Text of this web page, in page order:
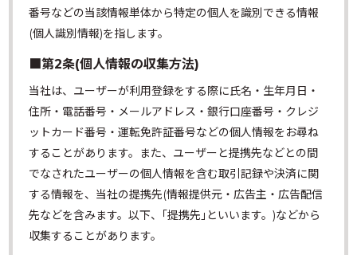
番号などの当該情報単体から特定の個人を識別できる情報
(個人識別情報)を指します。
■第2条(個人情報の収集方法)
当社は、ユーザーが利用登録をする際に氏名・生年月日・
住所・電話番号・メールアドレス・銀行口座番号・クレジ
ットカード番号・運転免許証番号などの個人情報をお尋ね
することがあります。また、ユーザーと提携先などとの間
でなされたユーザーの個人情報を含む取引記録や決済に関
する情報を、当社の提携先(情報提供元・広告主・広告配信
先などを含みます。以下、｢提携先｣といいます。)などから
収集することがあります。